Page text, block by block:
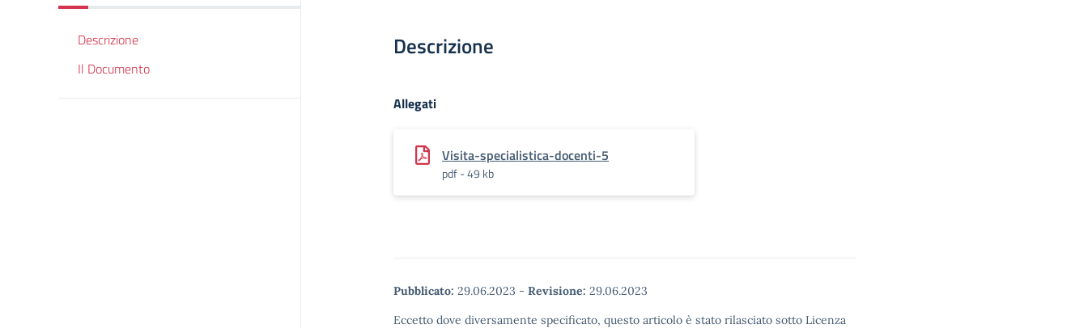
Descrizione
Il Documento
Descrizione
Allegati
Visita-specialistica-docenti-5
pdf - 49 kb
Pubblicato: 29.06.2023 - Revisione: 29.06.2023
Eccetto dove diversamente specificato, questo articolo è stato rilasciato sotto Licenza